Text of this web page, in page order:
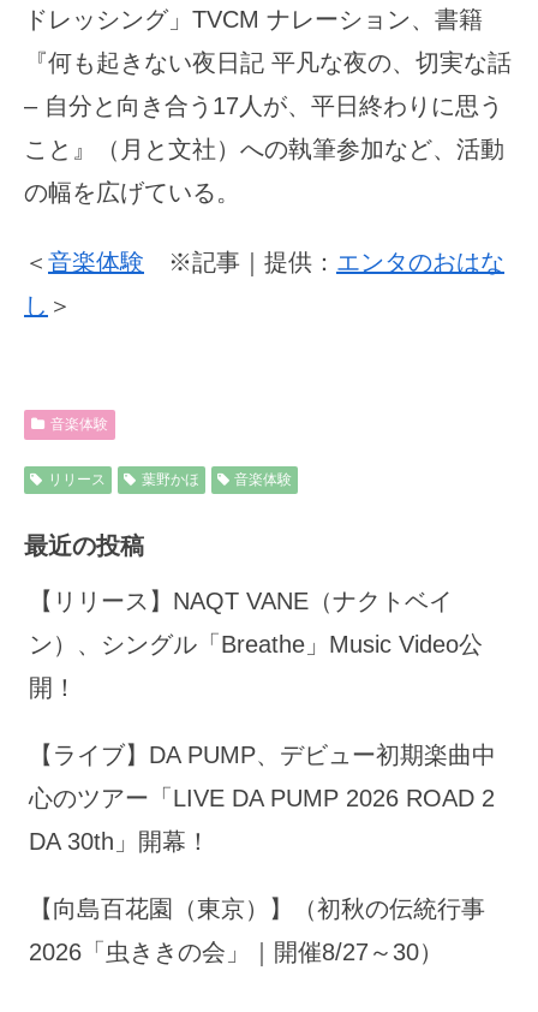
ドレッシング」TVCM ナレーション、書籍
『何も起きない夜日記 平凡な夜の、切実な話
– 自分と向き合う17人が、平日終わりに思う
こと』（月と文社）への執筆参加など、活動
の幅を広げている。
＜ 音楽体験 ※記事｜提供： エンタのおはな
し ＞
音楽体験
リリース 葉野かほ 音楽体験
最近の投稿
【リリース】NAQT VANE（ナクトベイ
ン）、シングル「Breathe」Music Video公
開！
【ライブ】DA PUMP、デビュー初期楽曲中
心のツアー「LIVE DA PUMP 2026 ROAD 2
DA 30th」開幕！
【向島百花園（東京）】（初秋の伝統行事
2026「虫ききの会」｜開催8/27～30）